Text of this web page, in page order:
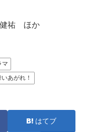
健祐 ほか
マ
いあがれ！
はてブ